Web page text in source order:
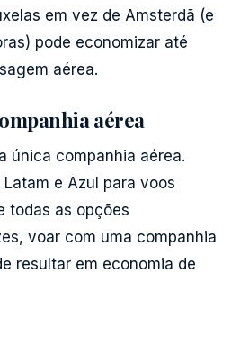
em vez de Amsterdã (e
pode economizar até
aérea.
aérea
única companhia aérea.
e Azul para voos
todas as opções
voar com uma companhia
resultar em economia de